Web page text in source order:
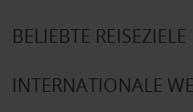
BELIEBTE REISEZIELE
INTERNATIONALE